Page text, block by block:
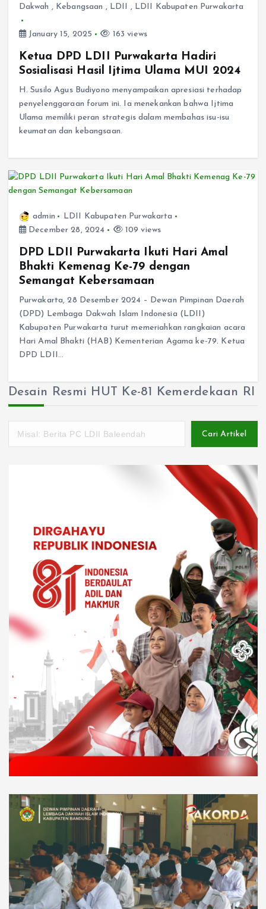
Dakwah , Kebangsaan , LDII , LDII Kabupaten Purwakarta
January 15, 2025 163 views
Ketua DPD LDII Purwakarta Hadiri
Sosialisasi Hasil Ijtima Ulama MUI 2024
H. Susilo Agus Budiyono menyampaikan apresiasi terhadap
penyelenggaraan forum ini. Ia menekankan bahwa Ijtima
Ulama memiliki peran strategis dalam membahas isu-isu
keumatan dan kebangsaan.
admin
LDII Kabupaten Purwakarta
December 28, 2024
109 views
DPD LDII Purwakarta Ikuti Hari Amal
Bhakti Kemenag Ke-79 dengan
Semangat Kebersamaan
Purwakarta, 28 Desember 2024 – Dewan Pimpinan Daerah
(DPD) Lembaga Dakwah Islam Indonesia (LDII)
Kabupaten Purwakarta turut memeriahkan rangkaian acara
Hari Amal Bhakti (HAB) Kementerian Agama ke-79. Ketua
DPD LDII…
Desain Resmi HUT Ke-81 Kemerdekaan RI
Cari Artikel